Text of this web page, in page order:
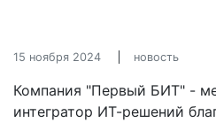
15 ноября 2024 новость
Компания "Первый БИТ" -
интегратор ИТ-решений